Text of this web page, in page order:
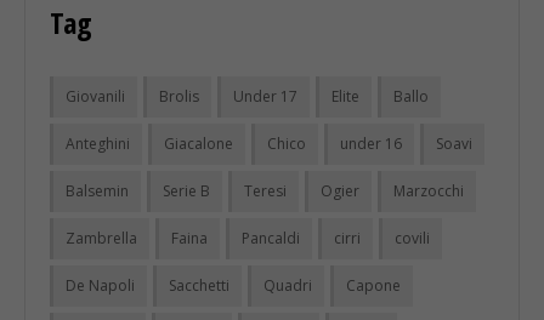
Tag
Giovanili Brolis Under 17 Elite Ballo
Anteghini Giacalone Chico under 16 Soavi
Balsemin Serie B Teresi Ogier Marzocchi
Zambrella Faina Pancaldi cirri covili
De Napoli Sacchetti Quadri Capone